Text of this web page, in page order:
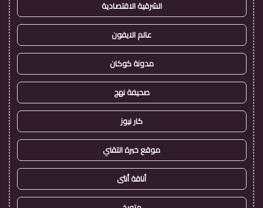
الشرقية الاقتصادية
عالم الايفون
مدونة كوكان
صحيفة نهج
كار نيوز
موقع خبرة التقني
أناقة أنثى